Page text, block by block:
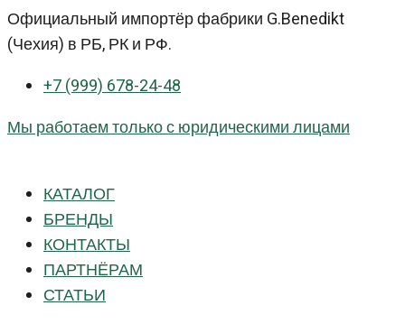
Перейти
к
Официальный импортёр фабрики G.Benedikt
(Чехия) в РБ, РК и РФ.
+7 (999) 678-24-48
Мы работаем только с юридическими лицами
КАТАЛОГ
БРЕНДЫ
КОНТАКТЫ
ПАРТНЁРАМ
СТАТЬИ